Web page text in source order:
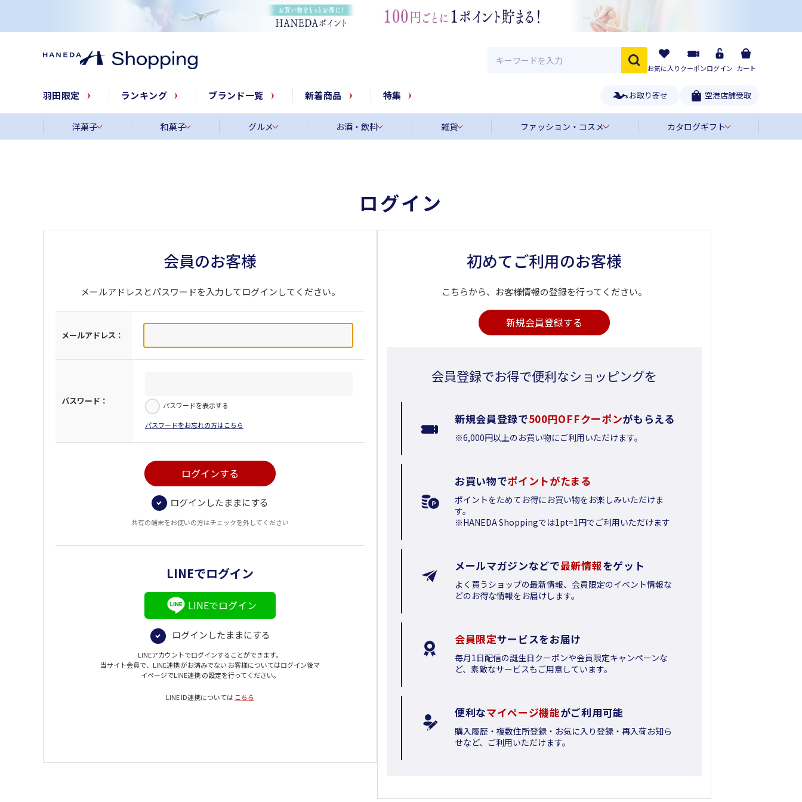
お気に入りクーポンログイン カート
羽田限定 ランキング ブランド一覧 新着商品 特集 お取り寄せ 空港店舗受取
洋菓子 和菓子 グルメ お酒・飲料 雑貨 ファッション・コスメ カタログギフト
ログイン
会員のお客様
メールアドレスとパスワードを入力してログインしてください。
メールアドレス：
パスワード： パスワードを表示する
パスワードをお忘れの方はこちら
ログインしたままにする
共有の端末をお使いの方はチェックを外してください
LINEでログイン
LINEでログイン
ログインしたままにする
LINEアカウントでログインすることができます。
当サイト会員で、LINE連携 がお済みでない お客様についてはログイン後マ
イページでLINE連携 の設定を行ってください。
LINE ID連携については こちら
初めてご利用のお客様
こちらから、お客様情報の登録を行ってください。
新規会員登録する
会員登録でお得で便利なショッピングを
新規会員登録で500円OFFクーポンがもらえる
※6,000円以上のお買い物にご利用いただけます。
お買い物でポイントがたまる
ポイントをためてお得にお買い物をお楽しみいただけま
す。
※HANEDA Shoppingでは1pt=1円でご利用いただけます
メールマガジンなどで最新情報をゲット
よく買うショップの最新情報、会員限定のイベント情報な
どのお得な情報をお届けします。
会員限定サービスをお届け
毎月1日配信の誕生日クーポンや会員限定キャンペーンな
ど、素敵なサービスもご用意しています。
便利なマイページ機能がご利用可能
購入履歴・複数住所登録・お気に入り登録・再入荷お知ら
せなど、ご利用いただけます。